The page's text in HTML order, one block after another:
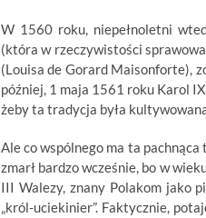
W 1560 roku, niepełnoletni
(która w rzeczywistości
(Louisa de Gorard Maisonforte),
później, 1 maja 1561 roku Karol
żeby ta tradycja była
Ale co wspólnego ma ta
zmarł bardzo wcześnie, bo w
III Walezy, znany Polakom jako
„król-uciekinier”. Faktycznie,